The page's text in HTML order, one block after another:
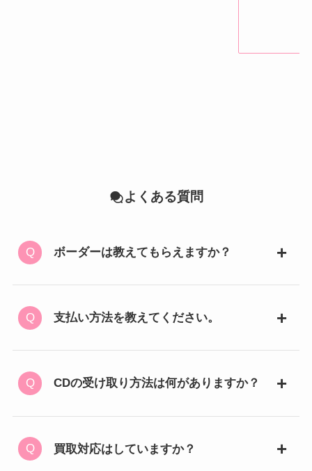
よくある質問
ボーダーは教えてもらえますか？
支払い方法を教えてください。
CDの受け取り方法は何がありますか？
買取対応はしていますか？